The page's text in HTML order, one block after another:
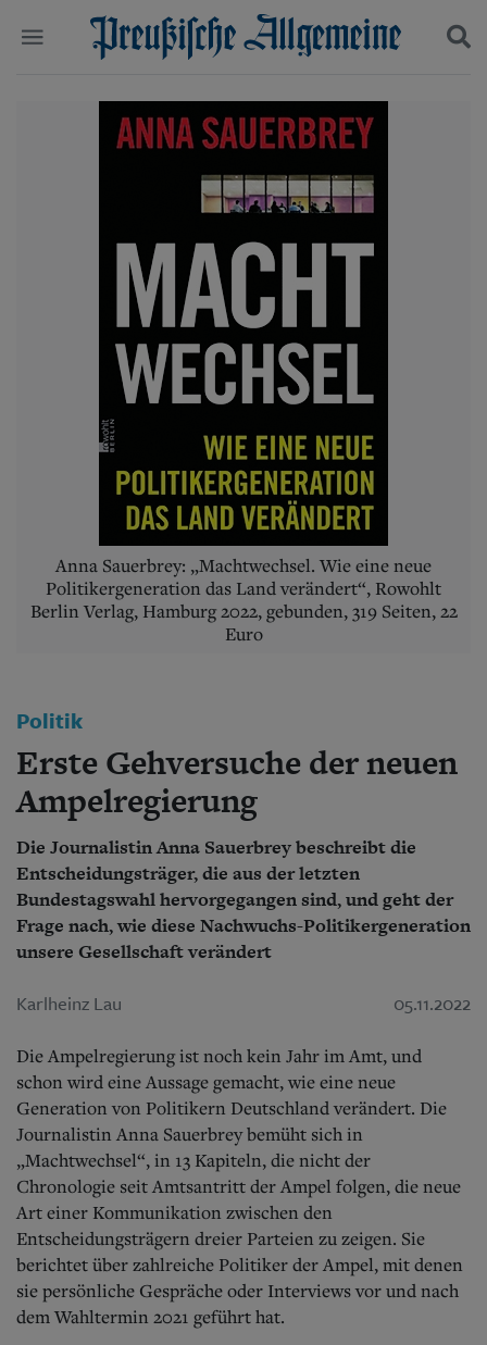
Start
Wer wir sind
Aktuelle Ausgabe
Abonnenten-Login
Abonnent werden
Abo Prämien
Archiv
Mediadaten
Politik
Kultur
Panorama
Gesellschaft
Geschichte
Ostpreußen
Pommern
Berlin-Brandenburg
Schlesien
Danzig und Westpreußen
Bücher
Kontakt
Suchen und finden
Anna Sauerbrey: „Machtwechsel. Wie eine neue
Politikergeneration das Land verändert“, Rowohlt
Berlin Verlag, Hamburg 2022, gebunden, 319 Seiten, 22
Euro
Politik
Erste Gehversuche der neuen
Ampelregierung
Die Journalistin Anna Sauerbrey beschreibt die
Entscheidungsträger, die aus der letzten
Bundestagswahl hervorgegangen sind, und geht der
Frage nach, wie diese Nachwuchs-Politikergeneration
unsere Gesellschaft verändert
Karlheinz Lau 05.11.2022
Die Ampelregierung ist noch kein Jahr im Amt, und
schon wird eine Aussage gemacht, wie eine neue
Generation von Politikern Deutschland verändert. Die
Journalistin Anna Sauerbrey bemüht sich in
„Machtwechsel“, in 13 Kapiteln, die nicht der
Chronologie seit Amtsantritt der Ampel folgen, die neue
Art einer Kommunikation zwischen den
Entscheidungsträgern dreier Parteien zu zeigen. Sie
berichtet über zahlreiche Politiker der Ampel, mit denen
sie persönliche Gespräche oder Interviews vor und nach
dem Wahltermin 2021 geführt hat.